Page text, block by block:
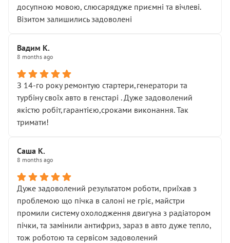
досупною мовою, слюсарядуже приємні та вічлеві.
Візитом залишились задоволені
Вадим К.
8 months ago
З 14-го року ремонтую стартери,генератори та
турбіну своїх авто в генстарі . Дуже задоволений
якістю робіт,гарантією,сроками виконання. Так
тримати!
Саша К.
8 months ago
Дуже задоволений результатом роботи, приїхав з
проблемою що пічка в салоні не гріє, майстри
промили систему охолодження двигуна з радіатором
пічки, та замінили антифриз, зараз в авто дуже тепло,
тож роботою та сервісом задоволений